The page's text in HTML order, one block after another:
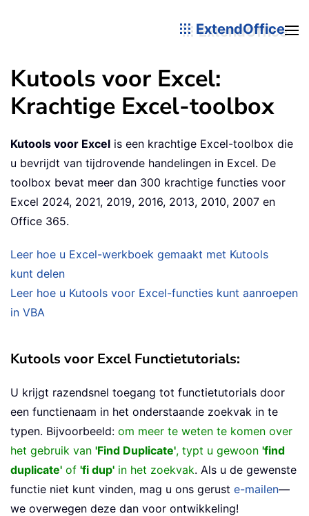
ExtendOffice
Kutools voor Excel:
Krachtige Excel-toolbox
Kutools voor Excel is een krachtige Excel-toolbox die
u bevrijdt van tijdrovende handelingen in Excel. De
toolbox bevat meer dan 300 krachtige functies voor
Excel 2024, 2021, 2019, 2016, 2013, 2010, 2007 en
Office 365.
Leer hoe u Excel-werkboek gemaakt met Kutools
kunt delen
Leer hoe u Kutools voor Excel-functies kunt aanroepen
in VBA
Kutools voor Excel Functietutorials:
U krijgt razendsnel toegang tot functietutorials door
een functienaam in het onderstaande zoekvak in te
typen. Bijvoorbeeld: om meer te weten te komen over
het gebruik van 'Find Duplicate', typt u gewoon 'find
duplicate' of 'fi dup' in het zoekvak. Als u de gewenste
functie niet kunt vinden, mag u ons gerust e-mailen—
we overwegen deze dan voor ontwikkeling!